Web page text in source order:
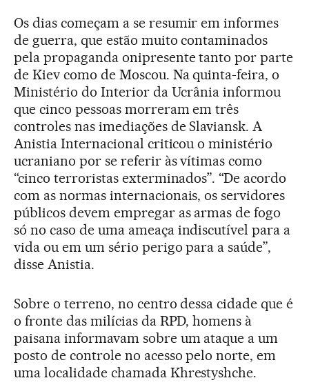
Os dias começam a se resumir em informes
de guerra, que estão muito contaminados
pela propaganda onipresente tanto por parte
de Kiev como de Moscou. Na quinta-feira, o
Ministério do Interior da Ucrânia informou
que cinco pessoas morreram em três
controles nas imediações de Slaviansk. A
Anistia Internacional criticou o ministério
ucraniano por se referir às vítimas como
“cinco terroristas exterminados”. “De acordo
com as normas internacionais, os servidores
públicos devem empregar as armas de fogo
só no caso de uma ameaça indiscutível para a
vida ou em um sério perigo para a saúde”,
disse Anistia.
Sobre o terreno, no centro dessa cidade que é
o fronte das milícias da RPD, homens à
paisana informavam sobre um ataque a um
posto de controle no acesso pelo norte, em
uma localidade chamada Khrestyshche.